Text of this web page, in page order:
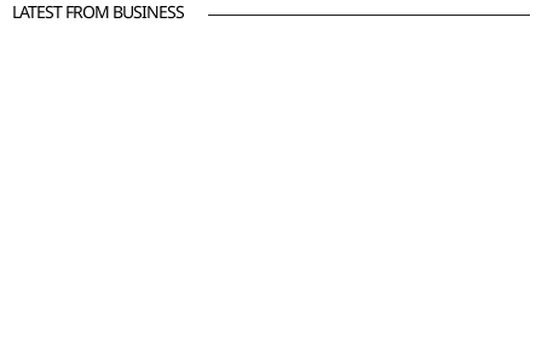
LATEST FROM BUSINESS